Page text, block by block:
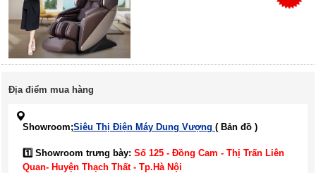
Địa điểm mua hàng
Showroom;Siêu Thị Điện Máy Dung Vượng ( Bản đồ )
1️⃣ Showroom trưng bày: Số 125 - Đồng Cam - Thị Trấn Liên
Quan- Huyện Thạch Thất - Tp.Hà Nội